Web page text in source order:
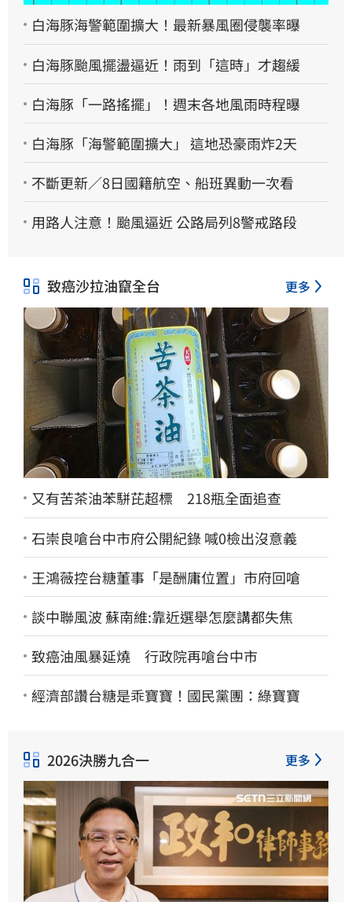
白海豚海警範圍擴大！最新暴風圈侵襲率曝
白海豚颱風擺盪逼近！雨到「這時」才趨緩
白海豚「一路搖擺」！週末各地風雨時程曝
白海豚「海警範圍擴大」 這地恐豪雨炸2天
不斷更新／8日國籍航空、船班異動一次看
用路人注意！颱風逼近 公路局列8警戒路段
致癌沙拉油竄全台 更多
又有苦茶油苯駢芘超標 218瓶全面追查
石崇良嗆台中市府公開紀錄 喊0檢出沒意義
王鴻薇控台糖董事「是酬庸位置」市府回嗆
談中聯風波 蘇南維:靠近選舉怎麼講都失焦
致癌油風暴延燒 行政院再嗆台中市
經濟部讚台糖是乖寶寶！國民黨團：綠寶寶
2026決勝九合一 更多